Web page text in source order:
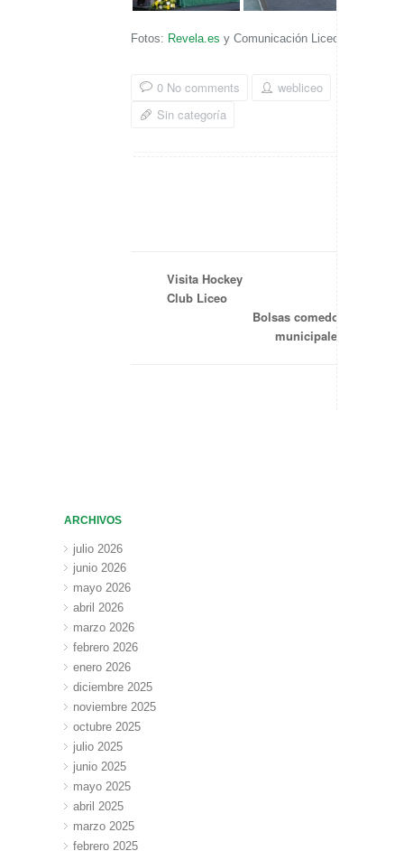
Fotos: Revela.es y Comunicación Liceo La Paz
0 No comments
webliceo
Sin categoría
Visita Hockey
Club Liceo
Bolsas comedor
municipales
ARCHIVOS
julio 2026
junio 2026
mayo 2026
abril 2026
marzo 2026
febrero 2026
enero 2026
diciembre 2025
noviembre 2025
octubre 2025
julio 2025
junio 2025
mayo 2025
abril 2025
marzo 2025
febrero 2025